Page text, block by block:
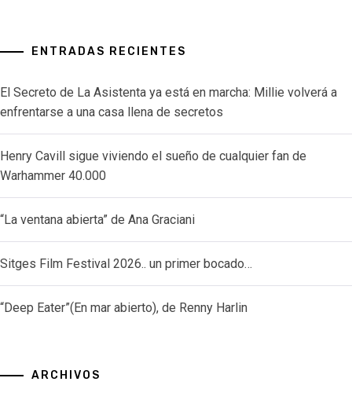
ENTRADAS RECIENTES
El Secreto de La Asistenta ya está en marcha: Millie volverá a
enfrentarse a una casa llena de secretos
Henry Cavill sigue viviendo el sueño de cualquier fan de
Warhammer 40.000
“La ventana abierta” de Ana Graciani
Sitges Film Festival 2026.. un primer bocado…
“Deep Eater”(En mar abierto), de Renny Harlin
ARCHIVOS